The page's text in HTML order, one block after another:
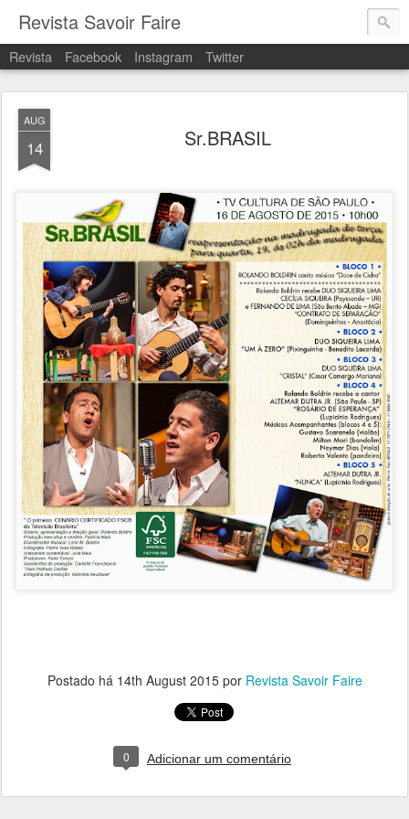
Revista Savoir Faire
Revista Facebook Instagram Twitter
AUG
14 Sr.BRASIL
Postado há 14th August 2015por Revista Savoir Faire
0 Adicionar um comentário